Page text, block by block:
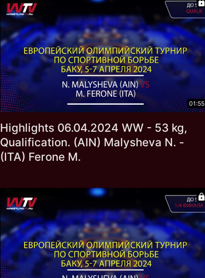
01:55
Highlights 06.04.2024 WW - 53 kg,
Qualification. (AIN) Malysheva N. -
(ITA) Ferone M.